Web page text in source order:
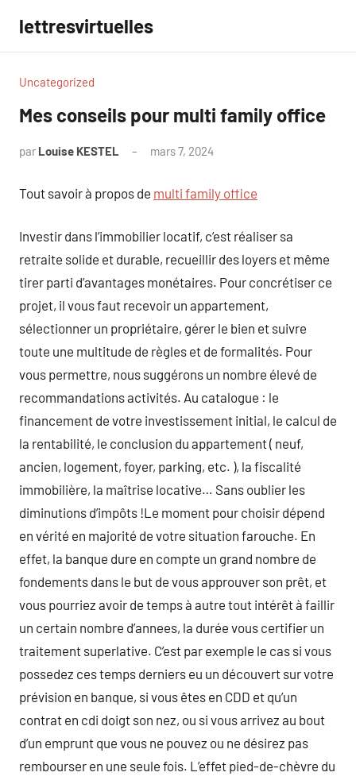
contenu
lettresvirtuelles
Uncategorized
Mes conseils pour multi family office
par Louise KESTEL mars 7, 2024
Tout savoir à propos de multi family office
Investir dans l’immobilier locatif, c’est réaliser sa
retraite solide et durable, recueillir des loyers et même
tirer parti d’avantages monétaires. Pour concrétiser ce
projet, il vous faut recevoir un appartement,
sélectionner un propriétaire, gérer le bien et suivre
toute une multitude de règles et de formalités. Pour
vous permettre, nous suggérons un nombre élevé de
recommandations activités. Au catalogue : le
financement de votre investissement initial, le calcul de
la rentabilité, le conclusion du appartement ( neuf,
ancien, logement, foyer, parking, etc. ), la fiscalité
immobilière, la maîtrise locative… Sans oublier les
diminutions d’impôts !Le moment pour choisir dépend
en vérité en majorité de votre situation farouche. En
effet, la banque dure en compte un grand nombre de
fondements dans le but de vous approuver son prêt, et
vous pourriez avoir de temps à autre tout intérêt à faillir
un certain nombre d’annees, la durée vous certifier un
traitement superlative. C’est par exemple le cas si vous
possedez ces temps derniers eu un découvert sur votre
prévision en banque, si vous êtes en CDD et qu’un
contrat en cdi doigt son nez, ou si vous arrivez au bout
d’un emprunt que vous ne pouvez ou ne désirez pas
rembourser en une seule fois. L’effet pied-de-chèvre du